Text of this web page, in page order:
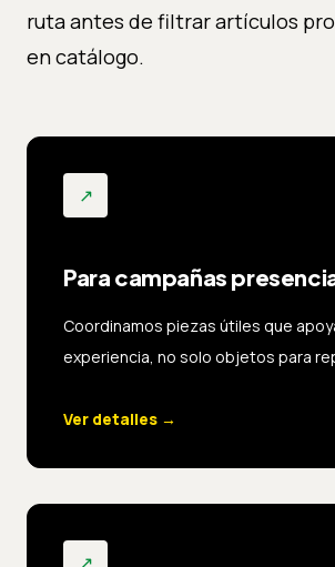
ruta antes de filtrar artículos
en catálogo.
↗
Para campañas
Coordinamos piezas útiles que
experiencia, no solo objetos para
Ver detalles →
↗